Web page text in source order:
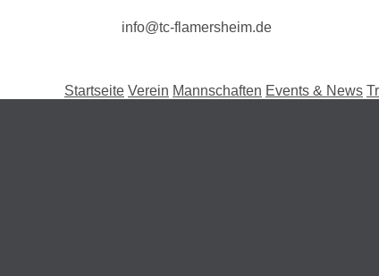
info@tc-flamersheim.de
Startseite Verein Mannschaften Events & News